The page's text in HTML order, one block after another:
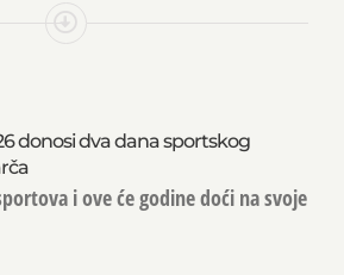
donosi dva dana sportskog
i ove će godine doći na svoje